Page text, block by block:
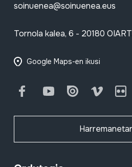
soinuenea@soinuenea.eus
Tornola kalea, 6 - 20180
Google Maps-en ikusi
FacebookYoutube Issuu Vimeo